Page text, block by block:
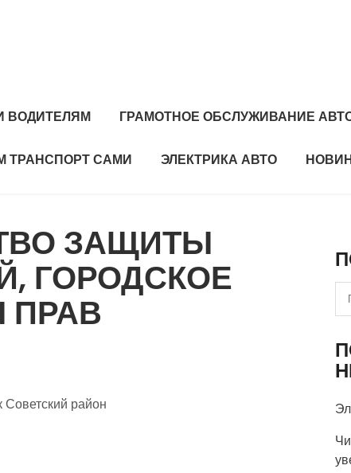
ВОДИТЕЛЯМ ГРАМОТНОЕ ОБСЛУЖИВАНИЕ
ТРАНСПОРТ САМИ ЭЛЕКТРИКА АВТО
ЗАЩИТЫ
ГОРОДСКОЕ
Советский район